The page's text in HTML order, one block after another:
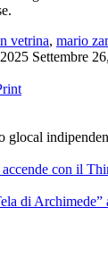
vetrina, mario
Settembre
glocal
con il
di Archimede”